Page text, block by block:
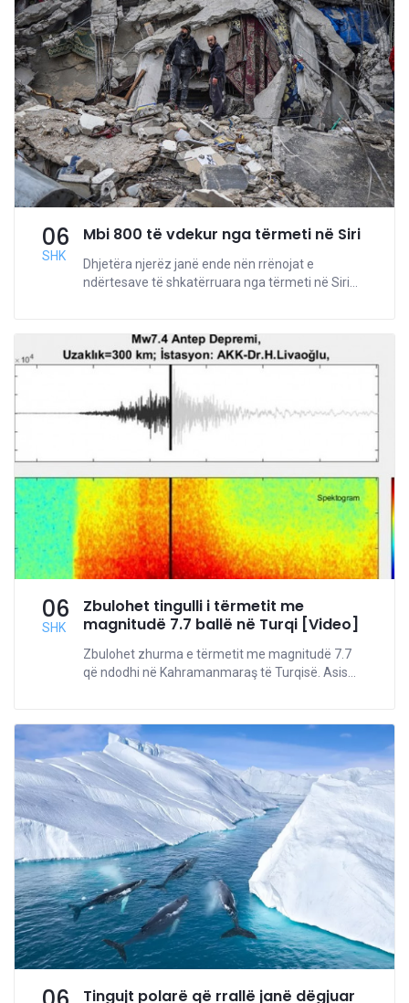
06
SHK
Mbi 800 të vdekur nga tërmeti në Siri
Dhjetëra njerëz janë ende nën rrënojat e
ndërtesave të shkatërruara nga tërmeti në Siri...
06
SHK
Zbulohet tingulli i tërmetit me
magnitudë 7.7 ballë në Turqi [Video]
Zbulohet zhurma e tërmetit me magnitudë 7.7
që ndodhi në Kahramanmaraş të Turqisë. Asis...
Tingujt polarë që rrallë janë dëgjuar